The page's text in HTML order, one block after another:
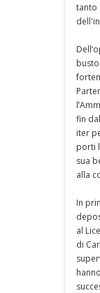
tanto
busto
fin
iter
porti
sua
alla
In
al
di